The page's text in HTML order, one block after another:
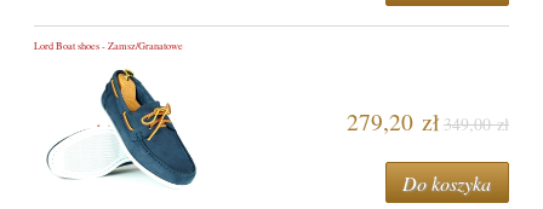
Lord Boat shoes - Zamsz/Granatowe
279,20 zł 349,00 zł
Do koszyka